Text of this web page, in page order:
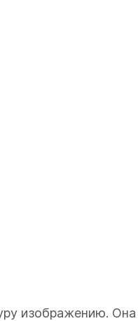
изображению. Она